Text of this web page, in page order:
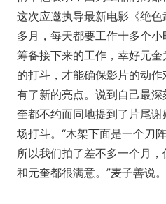
这次应邀执导最新电影《绝
多月，每天都要工作十多个
筹备接下来的工作，幸好元
的打斗，才能确保影片的动
有了新的亮点。说到自己最
奎都不约而同地提到了片尾
场打斗。“木架下面是一个刀
所以我们拍了差不多一个月
和元奎都很满意。”麦子善说。